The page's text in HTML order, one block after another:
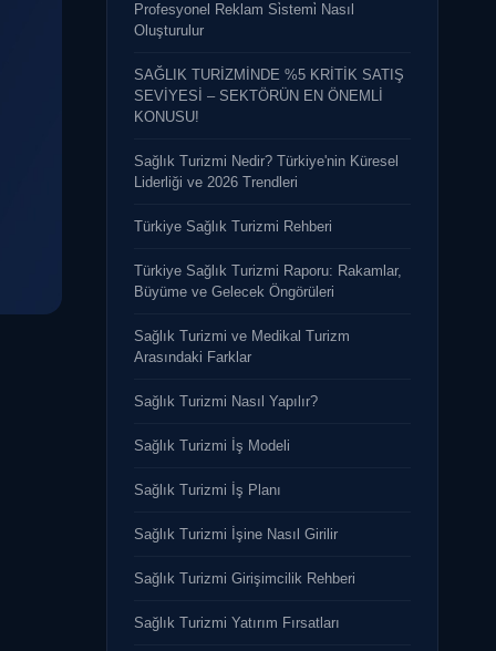
Profesyonel Reklam Si̇stemi̇ Nasıl
Oluşturulur
SAĞLIK TURİZMİNDE %5 KRİTİK SATIŞ
SEVİYESİ – SEKTÖRÜN EN ÖNEMLİ
KONUSU!
Sağlık Turizmi Nedir? Türkiye'nin Küresel
Liderliği ve 2026 Trendleri
Türkiye Sağlık Turizmi Rehberi
Türkiye Sağlık Turizmi Raporu: Rakamlar,
Büyüme ve Gelecek Öngörüleri
Sağlık Turizmi ve Medikal Turizm
Arasındaki Farklar
Sağlık Turizmi Nasıl Yapılır?
Sağlık Turizmi İş Modeli
Sağlık Turizmi İş Planı
Sağlık Turizmi İşine Nasıl Girilir
Sağlık Turizmi Girişimcilik Rehberi
Sağlık Turizmi Yatırım Fırsatları